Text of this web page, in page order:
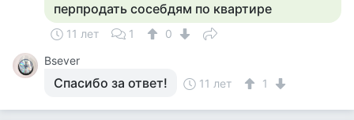
перпродать сосебдям по квартире
11 лет 1
0
Bsever
Спасибо за ответ! 11 лет 1